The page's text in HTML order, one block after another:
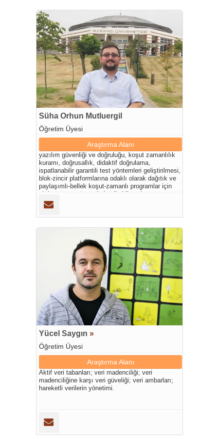
Süha Orhun Mutluergil
Öğretim Üyesi
Araştırma Alanı
yazılım güvenliği ve doğruluğu, koşut zamanlılık
kuramı, doğrusallık, didaktif doğrulama,
ispatlanabilir garantili test yöntemleri geliştirilmesi,
blok-zincir platformlarına odaklı olarak dağıtık ve
paylaşımlı-bellek koşut-zamanlı programlar için
akıl yürütme yöntemleri geliştirilmesi
Yücel Saygın »
Öğretim Üyesi
Araştırma Alanı
Aktif veri tabanları; veri madenciliği; veri
madenciliğine karşı veri güveliği; veri ambarları;
hareketli verilerin yönetimi.